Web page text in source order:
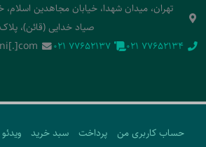
تهران، میدان شهدا، خیابان مجاهدین اسلام،
صیاد خدایی (قائن)، پلاک43
‭021 77652134‬
‭021 77652137‬
حساب کاربری من پرداخت سبد خرید ویدئو